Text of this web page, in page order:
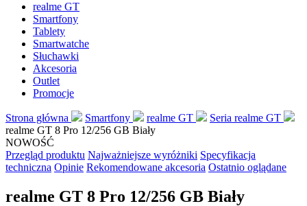
realme GT
Smartfony
Tablety
Smartwatche
Słuchawki
Akcesoria
Outlet
Promocje
Strona główna Smartfony realme GT
Seria realme GT
realme GT 8 Pro 12/256 GB Biały
NOWOŚĆ
Przegląd produktu Najważniejsze wyróżniki Specyfikacja
techniczna Opinie Rekomendowane akcesoria Ostatnio oglądane
realme GT 8 Pro 12/256 GB Biały